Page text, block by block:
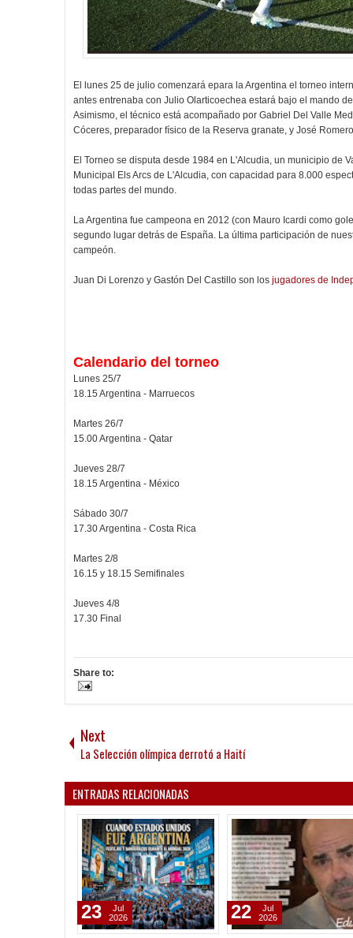
El lunes 25 de julio comenzará epara la Argentina el torneo
antes entrenaba con Julio Olarticoechea estará bajo el mando
Asimismo, el técnico está acompañado por Gabriel Del Valle
Cóceres, preparador físico de la Reserva granate, y José
El Torneo se disputa desde 1984 en L'Alcudia, un municipio de
Municipal Els Arcs de L'Alcudia, con capacidad para 8.000
todas partes del mundo.
La Argentina fue campeona en 2012 (con Mauro Icardi como
segundo lugar detrás de España. La última participación de
campeón.
Juan Di Lorenzo y Gastón Del Castillo son los jugadores de
Calendario del torneo
Lunes 25/7
18.15 Argentina - Marruecos
Martes 26/7
15.00 Argentina - Qatar
Jueves 28/7
18.15 Argentina - México
Sábado 30/7
17.30 Argentina - Costa Rica
Martes 2/8
16.15 y 18.15 Semifinales
Jueves 4/8
17.30 Final
Share to:
Next
La Selección olímpica derrotó a Haití
ENTRADAS RELACIONADAS
20
Jul
2026
19
Jul
2026